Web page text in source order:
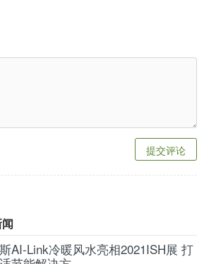
提交评论
AI-Link冷暖风水亮相2021ISH展 打